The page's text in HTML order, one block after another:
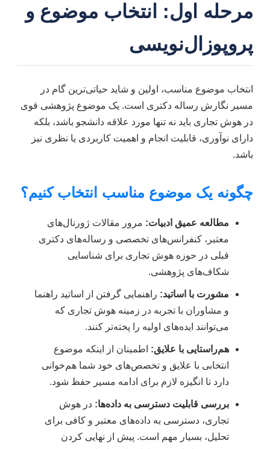
مرحله اول: انتخاب موضوع و
پروپوزال‌نویسی
انتخاب موضوع مناسب، اولین و شاید حیاتی‌ترین گام در
مسیر نگارش رساله دکتری است. یک موضوع پژوهشی قوی
در هوش تجاری باید نه تنها مورد علاقه دانشجو باشد، بلکه
دارای نوآوری، قابلیت انجام و اهمیت کاربردی یا نظری نیز
باشد.
چگونه یک موضوع مناسب انتخاب کنیم؟
مطالعه عمیق ادبیات: مرور مقالات ژورنال‌های
معتبر، کنفرانس‌های تخصصی و رساله‌های دکتری
قبلی در حوزه هوش تجاری برای شناسایی
شکاف‌های پژوهشی.
مشورت با اساتید: راهنمایی گرفتن از اساتید راهنما
و مشاوران با تجربه در زمینه هوش تجاری که
می‌توانند ایده‌های اولیه را پخته‌تر کنند.
هم‌راستایی با علایق: اطمینان از اینکه موضوع
انتخابی با علایق و تخصص‌های خود شما هم‌خوانی
دارد تا انگیزه لازم برای ادامه مسیر حفظ شود.
بررسی قابلیت دسترسی به داده‌ها: در هوش
تجاری، دسترسی به داده‌های معتبر و کافی برای
تحلیل، بسیار مهم است. پیش از نهایی کردن